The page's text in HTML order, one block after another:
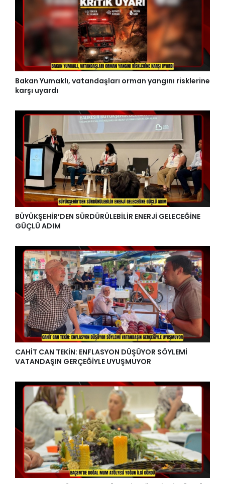
Bakan Yumaklı, vatandaşları orman yangını risklerine
karşı uyardı
BÜYÜKŞEHİR’DEN SÜRDÜRÜLEBİLİR ENERJİ GELECEĞİNE
GÜÇLÜ ADIM
CAHİT CAN TEKİN: ENFLASYON DÜŞÜYOR SÖYLEMİ
VATANDAŞIN GERÇEĞİYLE UYUŞMUYOR